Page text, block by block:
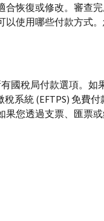
恢復或修改。審查
使用哪些付款方式
國稅局付款選項。如
稅系統 (EFTPS) 免費
果您透過支票、匯票或